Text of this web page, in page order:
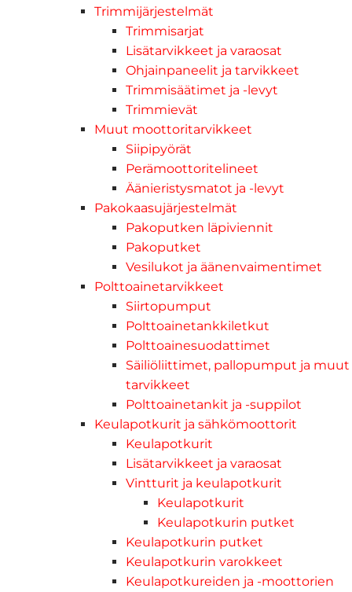
Trimmijärjestelmät
Trimmisarjat
Lisätarvikkeet ja varaosat
Ohjainpaneelit ja tarvikkeet
Trimmisäätimet ja -levyt
Trimmievät
Muut moottoritarvikkeet
Siipipyörät
Perämoottoritelineet
Äänieristysmatot ja -levyt
Pakokaasujärjestelmät
Pakoputken läpiviennit
Pakoputket
Vesilukot ja äänenvaimentimet
Polttoainetarvikkeet
Siirtopumput
Polttoainetankkiletkut
Polttoainesuodattimet
Säiliöliittimet, pallopumput ja muut
tarvikkeet
Polttoainetankit ja -suppilot
Keulapotkurit ja sähkömoottorit
Keulapotkurit
Lisätarvikkeet ja varaosat
Vintturit ja keulapotkurit
Keulapotkurit
Keulapotkurin putket
Keulapotkurin putket
Keulapotkurin varokkeet
Keulapotkureiden ja -moottorien